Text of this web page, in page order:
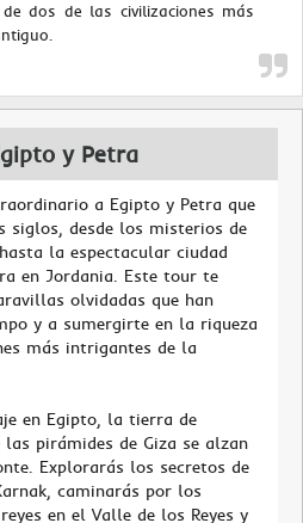
dos de las civilizaciones más
y Petra
a Egipto y Petra que
siglos, desde los misterios de
la espectacular ciudad
en Jordania. Este tour te
olvidadas que han
y a sumergirte en la riqueza
más intrigantes de la
en Egipto, la tierra de
pirámides de Giza se alzan
Explorarás los secretos de
caminarás por los
en el Valle de los Reyes y